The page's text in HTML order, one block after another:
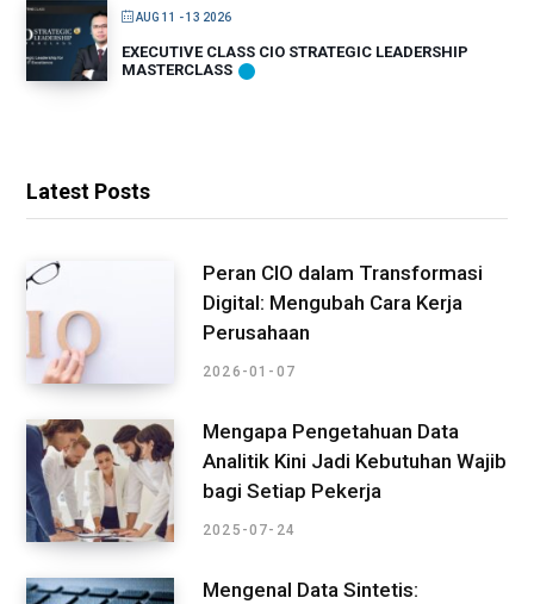
AUG 11 - 13 2026
EXECUTIVE CLASS CIO STRATEGIC LEADERSHIP
MASTERCLASS
Latest Posts
Peran CIO dalam Transformasi
Digital: Mengubah Cara Kerja
Perusahaan
2026-01-07
Mengapa Pengetahuan Data
Analitik Kini Jadi Kebutuhan Wajib
bagi Setiap Pekerja
2025-07-24
Mengenal Data Sintetis: